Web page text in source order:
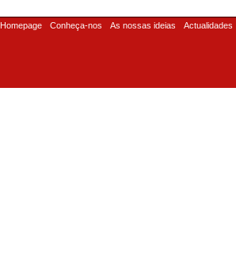
Homepage Conheça-nos As nossas ideias Actualidades